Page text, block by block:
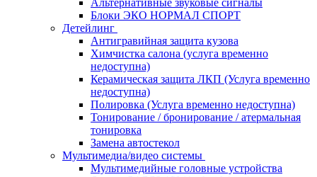
Альтернативные звуковые сигналы
Блоки ЭКО НОРМАЛ СПОРТ
Детейлинг
Антигравийная защита кузова
Химчистка салона (услуга временно
недоступна)
Керамическая защита ЛКП (Услуга временно
недоступна)
Полировка (Услуга временно недоступна)
Тонирование / бронирование / атермальная
тонировка
Замена автостекол
Мультимедиа/видео системы
Мультимедийные головные устройства